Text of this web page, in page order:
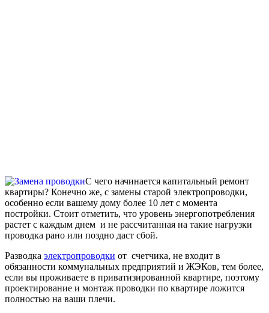
С чего начинается капитальный ремонт
квартиры? Конечно же, с замены старой электропроводки,
особенно если вашему дому более 10 лет с момента
постройки. Стоит отметить, что уровень энергопотребления
растет с каждым днем и не рассчитанная на такие нагрузки
проводка рано или поздно даст сбой.
Разводка электропроводки от счетчика, не входит в
обязанности коммунальных предприятий и ЖЭКов, тем более,
если вы проживаете в приватизированной квартире, поэтому
проектирование и монтаж проводки по квартире ложится
полностью на ваши плечи.